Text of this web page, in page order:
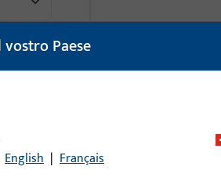
Paese
English | Français